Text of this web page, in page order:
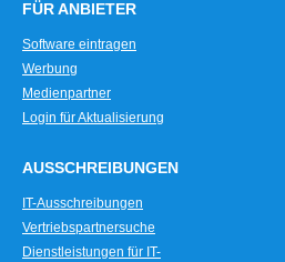
FÜR ANBIETER
Software eintragen
Werbung
Medienpartner
Login für Aktualisierung
AUSSCHREIBUNGEN
IT-Ausschreibungen
Vertriebspartnersuche
Dienstleistungen für IT-